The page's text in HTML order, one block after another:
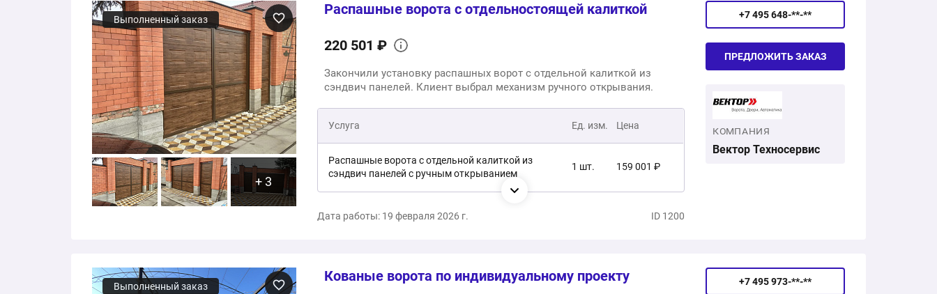
Выполненный заказ
+ 3
Распашные ворота с отдельностоящей калиткой
220 501 ₽
Закончили установку распашных ворот с отдельной калиткой из
сэндвич панелей. Клиент выбрал механизм ручного открывания.
Услуга Ед. изм. Цена
Распашные ворота с отдельной калиткой из
сэндвич панелей с ручным открыванием
1 шт. 159 001 ₽
Дата работы: 19 февраля 2026 г. ID 1200
+7 495 648-**-**
ПРЕДЛОЖИТЬ ЗАКАЗ
КОМПАНИЯ
Вектор Техносервис
Выполненный заказ
Кованые ворота по индивидуальному проекту +7 495 973-**-**